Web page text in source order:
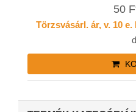
50
Törzsvásárl. ár, v. 10